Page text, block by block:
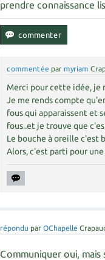
prendre connaissance
commentée par myriam
Merci pour cette idée, je
Je me rends compte
fous qui apparaissent et
fous..et je trouve que
Le bouche à oreille c'est
Alors, c'est parti pour
répondu parOChapelle
Communiquer oui,